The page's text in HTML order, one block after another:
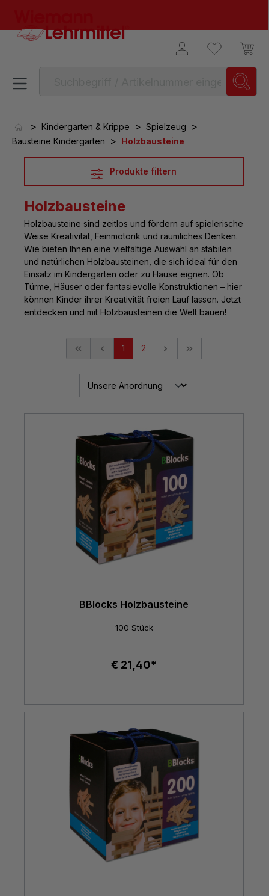
> Kindergarten & Krippe > Spielzeug >
Bausteine Kindergarten > Holzbausteine
Produkte filtern
Holzbausteine
Holzbausteine sind zeitlos und fördern auf spielerische
Weise Kreativität, Feinmotorik und räumliches Denken.
Wie bieten Ihnen eine vielfältige Auswahl an stabilen
und natürlichen Holzbausteinen, die sich ideal für den
Einsatz im Kindergarten oder zu Hause eignen. Ob
Türme, Häuser oder fantasievolle Konstruktionen – hier
können Kinder ihrer Kreativität freien Lauf lassen. Jetzt
entdecken und mit Holzbausteinen die Welt bauen!
1 2
BBlocks Holzbausteine
100 Stück
€ 21,40*